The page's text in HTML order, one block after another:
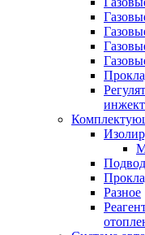
Разное